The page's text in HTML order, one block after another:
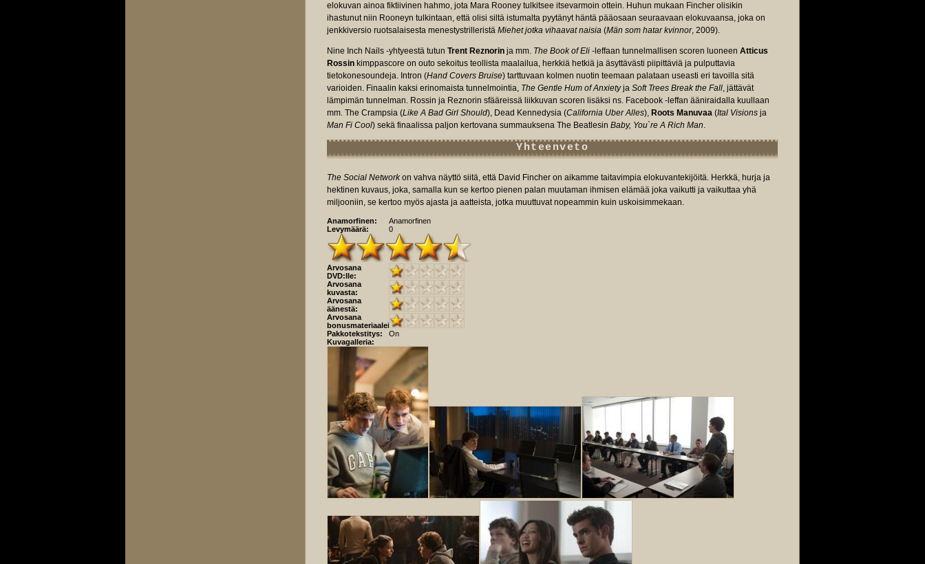
elokuvan ainoa fiktiivinen hahmo, jota Mara Rooney tulkitsee itsevarmoin ottein. Huhun mukaan Fincher olisikin
ihastunut niin Rooneyn tulkintaan, että olisi siltä istumalta pyytänyt häntä pääosaan seuraavaan elokuvaansa, joka on
jenkkiversio ruotsalaisesta menestystrilleristä Miehet jotka vihaavat naisia (Män som hatar kvinnor, 2009).
Nine Inch Nails -yhtyeestä tutun Trent Reznorin ja mm. The Book of Eli -leffaan tunnelmallisen scoren luoneen Atticus
Rossin kimppascore on outo sekoitus teollista maalailua, herkkiä hetkiä ja äsyttävästi piipittäviä ja pulputtavia
tietokonesoundeja. Intron (Hand Covers Bruise) tarttuvaan kolmen nuotin teemaan palataan useasti eri tavoilla sitä
varioiden. Finaalin kaksi erinomaista tunnelmointia, The Gentle Hum of Anxietyja Soft Trees Break the Fall, jättävät
lämpimän tunnelman. Rossin ja Reznorin sfääreissä liikkuvan scoren lisäksi ns. Facebook -leffan ääniraidalla kuullaan
mm. The Crampsia (Like A Bad Girl Should), Dead Kennedysia (California Uber Alles), Roots Manuvaa (Ital Visions ja
Man Fi Cool) sekä finaalissa paljon kertovana summauksena The Beatlesin Baby, You`re A Rich Man.
Yhteenveto
The Social Networkon vahva näyttö siitä, että David Fincher on aikamme taitavimpia elokuvantekijöitä. Herkkä, hurja ja
hektinen kuvaus, joka, samalla kun se kertoo pienen palan muutaman ihmisen elämää joka vaikutti ja vaikuttaa yhä
miljooniin, se kertoo myös ajasta ja aatteista, jotka muuttuvat nopeammin kuin uskoisimmekaan.
Anamorfinen:
Anamorfinen
Levymäärä:
0
Arvosana
DVD:lle:
Arvosana
kuvasta:
Arvosana
äänestä:
Arvosana
bonusmateriaaleista:
Pakkotekstitys:
On
Kuvagalleria: